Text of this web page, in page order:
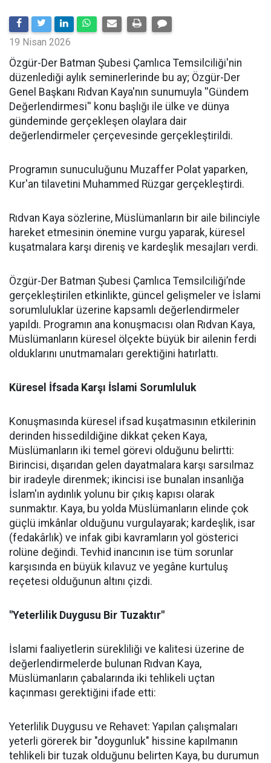
19 Nisan 2026
​Özgür-Der Batman Şubesi Çamlıca Temsilciliği'nin
düzenlediği aylık seminerlerinde bu ay; Özgür-Der
Genel Başkanı Rıdvan Kaya'nın sunumuyla ''Gündem
Değerlendirmesi'' konu başlığı ile ülke ve dünya
gündeminde gerçekleşen olaylara dair
değerlendirmeler çerçevesinde gerçekleştirildi.
Programın sunuculuğunu Muzaffer Polat yaparken,
Kur'an tilavetini Muhammed Rüzgar gerçekleştirdi.
Rıdvan Kaya sözlerine, Müslümanların bir aile bilinciyle
hareket etmesinin önemine vurgu yaparak, küresel
kuşatmalara karşı direniş ve kardeşlik mesajları verdi.
Özgür-Der Batman Şubesi Çamlıca Temsilciliği’nde
gerçekleştirilen etkinlikte, güncel gelişmeler ve İslami
sorumluluklar üzerine kapsamlı değerlendirmeler
yapıldı. Programın ana konuşmacısı olan Rıdvan Kaya,
Müslümanların küresel ölçekte büyük bir ailenin ferdi
olduklarını unutmamaları gerektiğini hatırlattı.
Küresel İfsada Karşı İslami Sorumluluk
Konuşmasında küresel ifsad kuşatmasının etkilerinin
derinden hissedildiğine dikkat çeken Kaya,
Müslümanların iki temel görevi olduğunu belirtti:
Birincisi, dışarıdan gelen dayatmalara karşı sarsılmaz
bir iradeyle direnmek; ikincisi ise bunalan insanlığa
İslam'ın aydınlık yolunu bir çıkış kapısı olarak
sunmaktır. Kaya, bu yolda Müslümanların elinde çok
güçlü imkânlar olduğunu vurgulayarak; kardeşlik, isar
(fedakârlık) ve infak gibi kavramların yol gösterici
rolüne değindi. Tevhid inancının ise tüm sorunlar
karşısında en büyük kılavuz ve yegâne kurtuluş
reçetesi olduğunun altını çizdi.
"Yeterlilik Duygusu Bir Tuzaktır"
İslami faaliyetlerin sürekliliği ve kalitesi üzerine de
değerlendirmelerde bulunan Rıdvan Kaya,
Müslümanların çabalarında iki tehlikeli uçtan
kaçınması gerektiğini ifade etti:
Yeterlilik Duygusu ve Rehavet: Yapılan çalışmaları
yeterli görerek bir "doygunluk" hissine kapılmanın
tehlikeli bir tuzak olduğunu belirten Kaya, bu durumun